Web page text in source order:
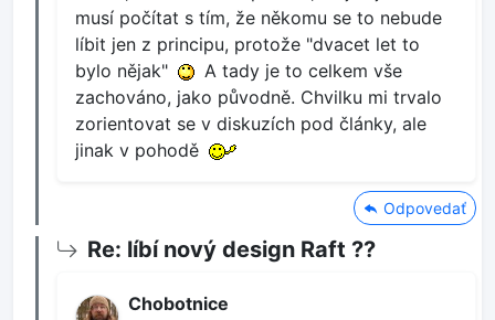
musí počítat s tím, že někomu se to nebude
líbit jen z principu, protože "dvacet let to
bylo nějak"
A tady je to celkem vše
zachováno, jako původně. Chvilku mi trvalo
zorientovat se v diskuzích pod články, ale
jinak v pohodě
Odpovedať
Re: líbí nový design Raft ??
Chobotnice